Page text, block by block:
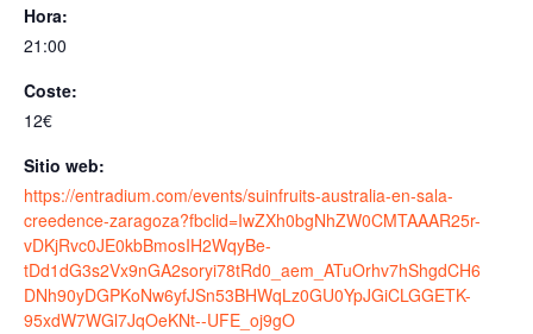
Hora:
21:00
Coste:
12€
Sitio web:
https://entradium.com/events/suinfruits-australia-en-sala-
creedence-zaragoza?fbclid=IwZXh0bgNhZW0CMTAAAR25r-
vDKjRvc0JE0kbBmosIH2WqyBe-
tDd1dG3s2Vx9nGA2soryi78tRd0_aem_ATuOrhv7hShgdCH6
DNh90yDGPKoNw6yfJSn53BHWqLz0GU0YpJGiCLGGETK-
95xdW7WGl7JqOeKNt--UFE_oj9gO